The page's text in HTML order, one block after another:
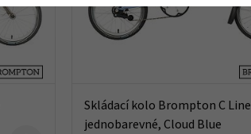
Skládací kolo Brompton C Line
jednobarevné, Cloud Blue